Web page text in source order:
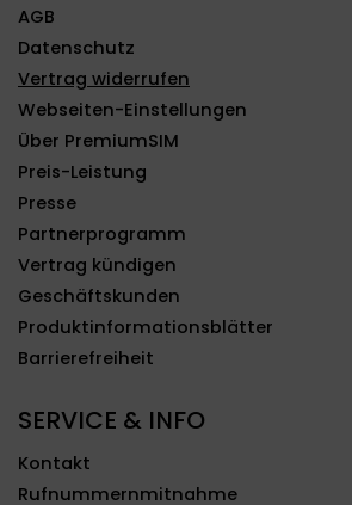
AGB
Datenschutz
Vertrag widerrufen
Webseiten-Einstellungen
Über PremiumSIM
Preis-Leistung
Presse
Partnerprogramm
Vertrag kündigen
Geschäftskunden
Produktinformationsblätter
Barrierefreiheit
SERVICE & INFO
Kontakt
Rufnummernmitnahme